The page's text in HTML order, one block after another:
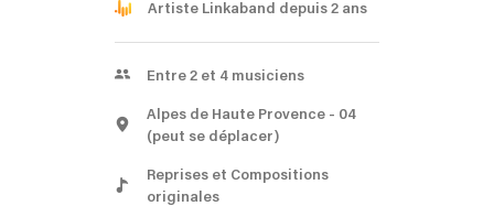
Artiste Linkaband depuis 2 ans
Entre 2 et 4 musiciens
Alpes de Haute Provence - 04
(peut se déplacer)
Reprises et Compositions
originales